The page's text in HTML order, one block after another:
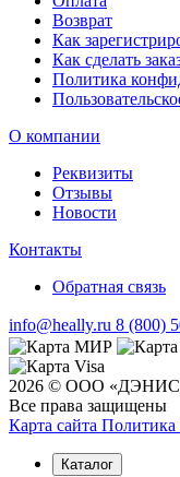
Возврат
Как
Как сделать
Политика
О компании
Реквизиты
Отзывы
Новости
Контакты
Обратная связь
info@heally.ru 8 (800)
2026 © ООО
Все права защищены
Карта сайта Политика
Каталог